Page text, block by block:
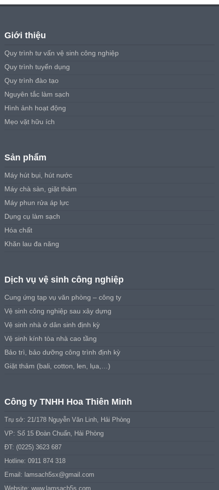
Giới thiệu
Quy trình tư vấn vệ sinh công nghiệp
Quy trình tuyển dụng
Quy trình đào tạo
Nguyên tắc làm sạch
Hình ảnh hoạt động
Mẹo vặt hữu ích
Sản phẩm
Máy hút bụi, hút nước
Máy chà sàn, giặt thảm
Máy phun rửa áp lực
Dụng cụ làm sạch
Hóa chất
Khăn lau đa năng
Dịch vụ vệ sinh công nghiệp
Cung ứng tạp vụ văn phòng – công ty
Vệ sinh công nghiệp sau xây dựng
Vệ sinh nhà ở dân sinh định kỳ
Vệ sinh kính tòa nhà cao tầng
Bảo trì, bảo dưỡng công trình định kỳ
Giặt thảm (bali, cotton, len, lụa,…)
Công ty TNHH Hoa Thiên Minh
Trụ sở: 21/178 Nguyễn Văn Linh, Hải Phòng
VP: Số 15 Đoàn Chuẩn, Hải Phòng
ĐT: (0225) 3623 687
Hotline: 0911 874 318
Email: lamsach5sx@gmail.com
Website: www.lamsach5s.com